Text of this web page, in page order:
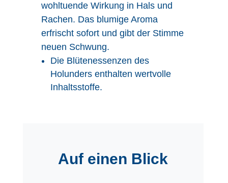
wohltuende Wirkung in Hals und
Rachen. Das blumige Aroma
erfrischt sofort und gibt der Stimme
neuen Schwung.
Die Blütenessenzen des
Holunders enthalten wertvolle
Inhaltsstoffe.
Auf einen Blick